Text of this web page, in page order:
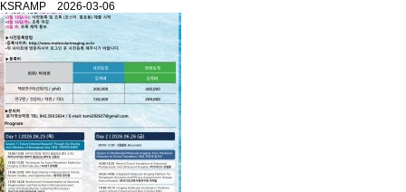
KSRAMP 2026-03-06